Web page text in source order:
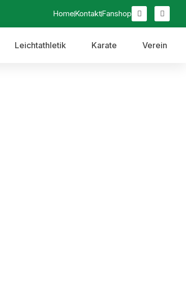
HomeKontaktFanshop
Leichtathletik Karate Verein